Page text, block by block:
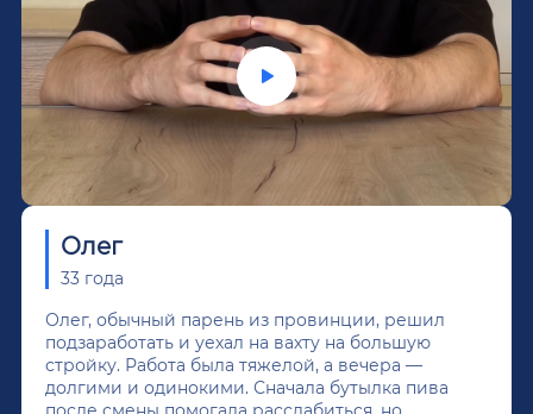
Олег
33 года
Олег, обычный парень из провинции, решил
подзаработать и уехал на вахту на большую
стройку. Работа была тяжелой, а вечера —
долгими и одинокими. Сначала бутылка пива